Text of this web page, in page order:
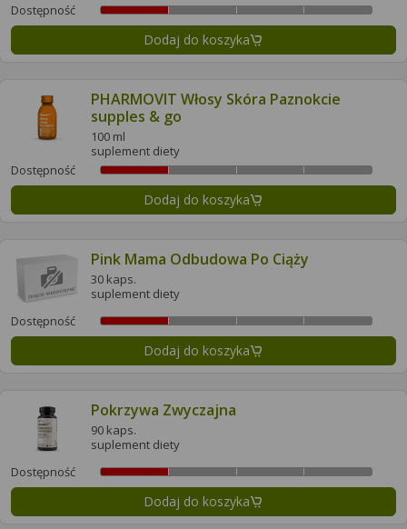
Dostępność
Dodaj do koszyka
PHARMOVIT Włosy Skóra Paznokcie
supples & go
100 ml
suplement diety
Dostępność
Dodaj do koszyka
Pink Mama Odbudowa Po Ciąży
30 kaps.
suplement diety
Dostępność
Dodaj do koszyka
Pokrzywa Zwyczajna
90 kaps.
suplement diety
Dostępność
Dodaj do koszyka